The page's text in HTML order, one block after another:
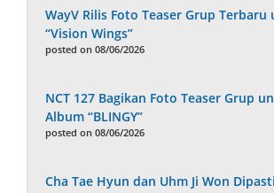
WayV Rilis Foto Teaser Grup Terbaru
“Vision Wings”
posted on 08/06/2026
NCT 127 Bagikan Foto Teaser Grup
Album “BLINGY”
posted on 08/06/2026
Cha Tae Hyun dan Uhm Ji Won